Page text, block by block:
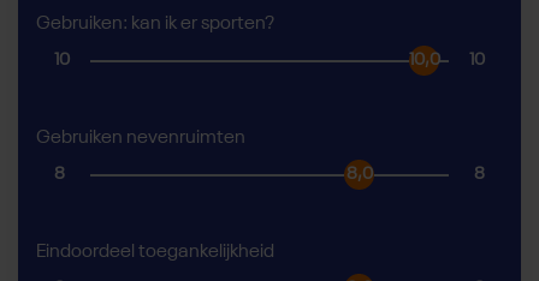
Gebruiken: kan ik er sporten?
10 10,0 10
Gebruiken nevenruimten
8 8,0 8
Eindoordeel toegankelijkheid